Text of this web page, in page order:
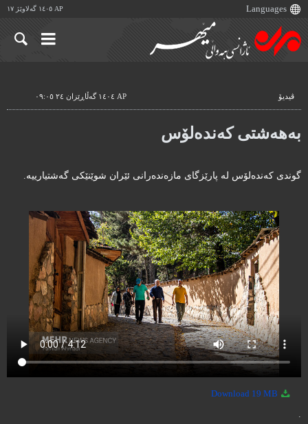
AP ١٤٠٥ گەلاوێژ ١٧
ڤیدیۆ AP ١٤٠٤ گەڵاڕێزان ٢٤ ٠٩:٠٥
بەهەشتی کەندەلۆس
گوندی کەندەلۆس لە پارێزگای مازەندەرانی ئێران شوێنێکی گەشتیارییە.
19 MB
.